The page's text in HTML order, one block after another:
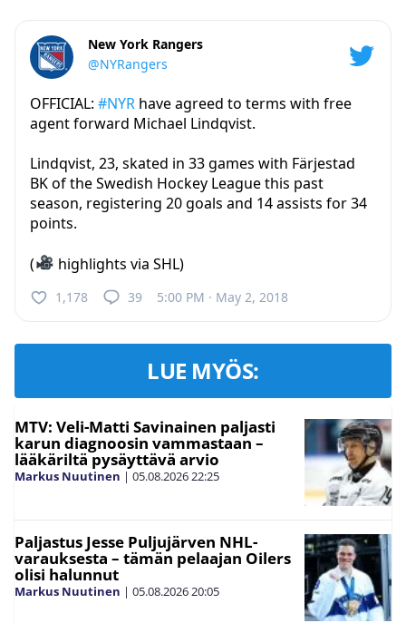
New York Rangers
@NYRangers
OFFICIAL: #NYR have agreed to terms with free
agent forward Michael Lindqvist.
Lindqvist, 23, skated in 33 games with Färjestad
BK of the Swedish Hockey League this past
season, registering 20 goals and 14 assists for 34
points.
( highlights via SHL)
1,178 39 5:00 PM · May 2, 2018
LUE MYÖS:
MTV: Veli-Matti Savinainen paljasti
karun diagnoosin vammastaan –
lääkäriltä pysäyttävä arvio
Markus Nuutinen | 05.08.202622:25
Paljastus Jesse Puljujärven NHL-
varauksesta – tämän pelaajan Oilers
olisi halunnut
Markus Nuutinen | 05.08.202620:05